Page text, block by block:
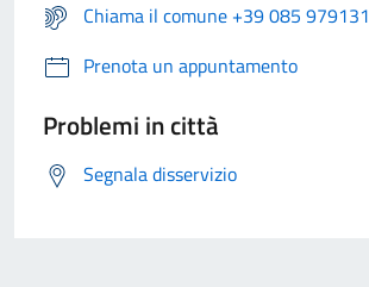
Chiama il comune +39 085 979131
Prenota un appuntamento
Problemi in città
Segnala disservizio